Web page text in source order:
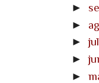
►
►
►
►
►